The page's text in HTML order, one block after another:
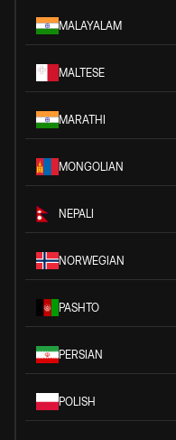
MALAYALAM
MALTESE
MARATHI
MONGOLIAN
NEPALI
NORWEGIAN
PASHTO
PERSIAN
POLISH